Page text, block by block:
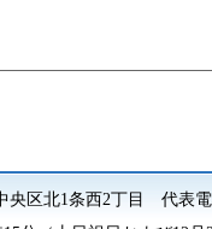
央区北1条西2丁目 代表